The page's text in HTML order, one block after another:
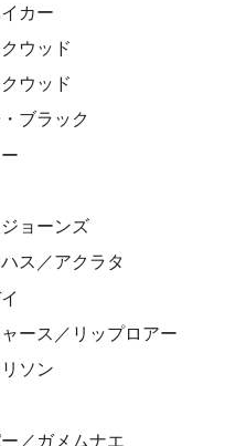
カー
ウッド
ウッド
ブラック
ョーンズ
ス／アクラタ
ース／リップロアー
ソン
／ガメムナエ